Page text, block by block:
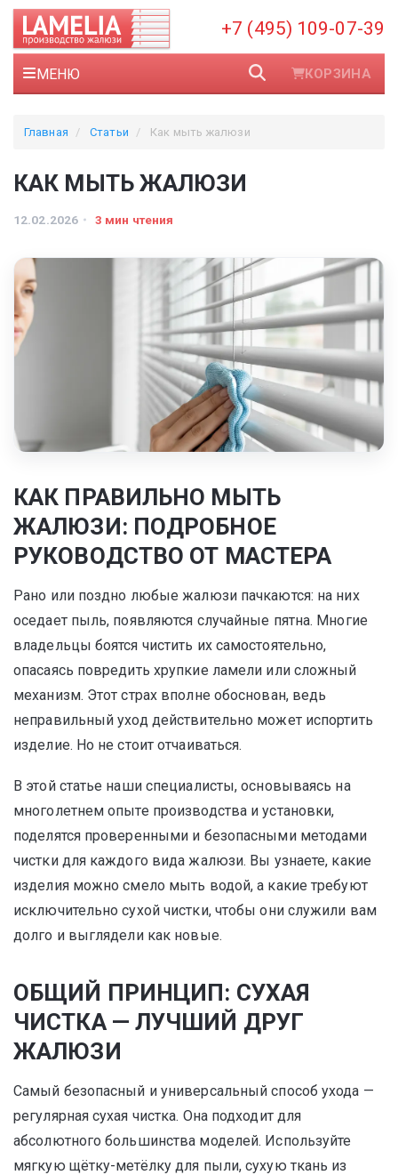
+7 (495) 109-07-39
МЕНЮ КОРЗИНА
Главная Статьи Как мыть жалюзи
КАК МЫТЬ ЖАЛЮЗИ
12.02.2026 3 мин чтения
КАК ПРАВИЛЬНО МЫТЬ
ЖАЛЮЗИ: ПОДРОБНОЕ
РУКОВОДСТВО ОТ МАСТЕРА
Рано или поздно любые жалюзи пачкаются: на них
оседает пыль, появляются случайные пятна. Многие
владельцы боятся чистить их самостоятельно,
опасаясь повредить хрупкие ламели или сложный
механизм. Этот страх вполне обоснован, ведь
неправильный уход действительно может испортить
изделие. Но не стоит отчаиваться.
В этой статье наши специалисты, основываясь на
многолетнем опыте производства и установки,
поделятся проверенными и безопасными методами
чистки для каждого вида жалюзи. Вы узнаете, какие
изделия можно смело мыть водой, а какие требуют
исключительно сухой чистки, чтобы они служили вам
долго и выглядели как новые.
ОБЩИЙ ПРИНЦИП: СУХАЯ
ЧИСТКА — ЛУЧШИЙ ДРУГ
ЖАЛЮЗИ
Самый безопасный и универсальный способ ухода —
регулярная сухая чистка. Она подходит для
абсолютного большинства моделей. Используйте
мягкую щётку-метёлку для пыли, сухую ткань из